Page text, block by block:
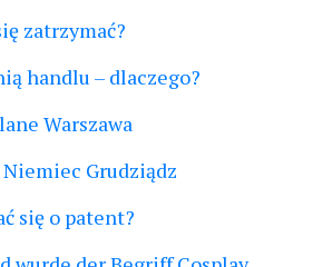
zatrzymać?
handlu – dlaczego?
Warszawa
Grudziądz
się o patent?